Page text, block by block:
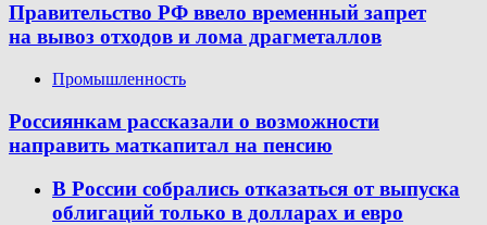
Правительство РФ ввело временный запрет
на вывоз отходов и лома драгметаллов
Промышленность
Россиянкам рассказали о возможности
направить маткапитал на пенсию
В России собрались отказаться от выпуска
облигаций только в долларах и евро